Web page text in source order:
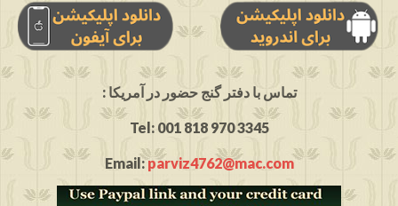
: تماس با دفتر گنج حضور در آمریکا
Tel: 001 818 970 3345
Email:parviz4762@mac.com